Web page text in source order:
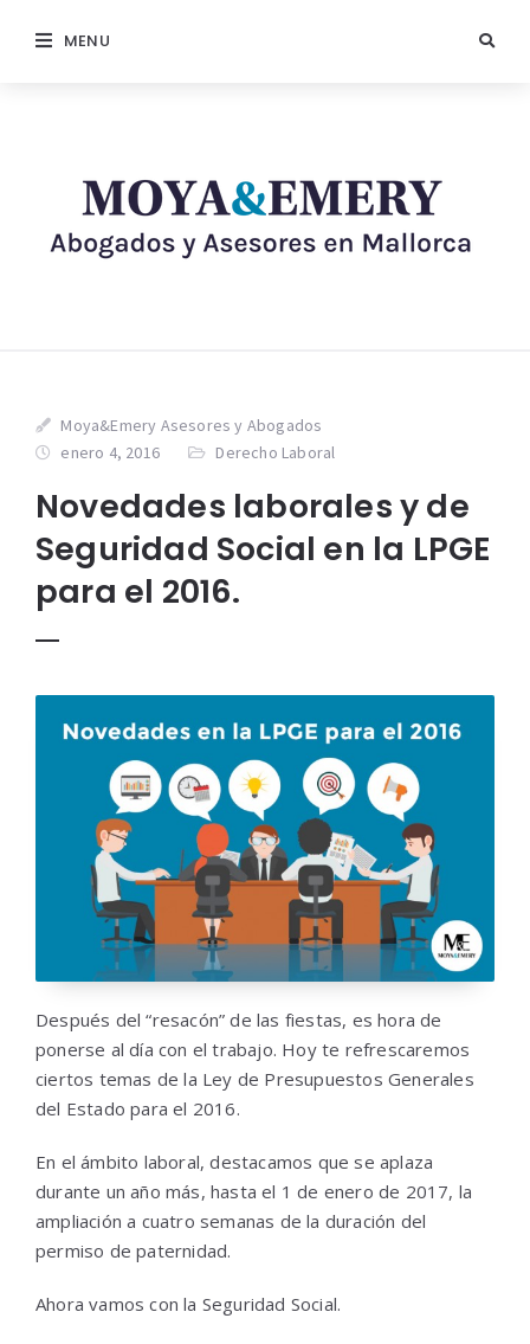
MENU
Moya&Emery Asesores y Abogados
enero 4, 2016
Derecho Laboral
Novedades laborales y de
Seguridad Social en la LPGE
para el 2016.
Después del “resacón” de las fiestas, es hora de
ponerse al día con el trabajo. Hoy te refrescaremos
ciertos temas de la Ley de Presupuestos Generales
del Estado para el 2016.
En el ámbito laboral, destacamos que se aplaza
durante un año más, hasta el 1 de enero de 2017, la
ampliación a cuatro semanas de la duración del
permiso de paternidad.
Ahora vamos con la Seguridad Social.